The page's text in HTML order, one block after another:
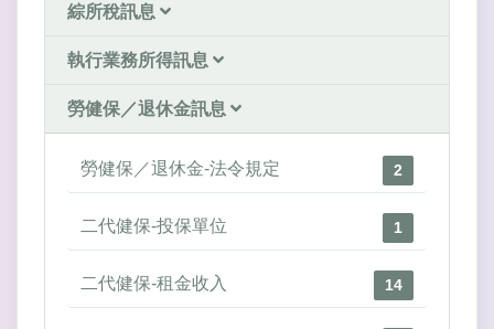
綜所稅訊息
執行業務所得訊息
勞健保／退休金訊息
勞健保／退休金-法令規定 2
二代健保-投保單位 1
二代健保-租金收入 14